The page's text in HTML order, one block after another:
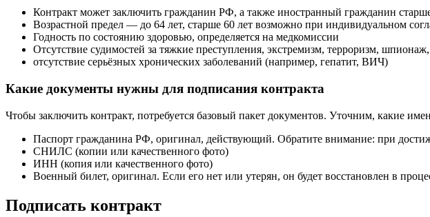
Контракт может заключить гражданин РФ, а также иностранный гражданин
Возрастной предел — до 64 лет, старше 60 лет возможно при индивидуальном
Годность по состоянию здоровью, определяется на медкомиссии
Отсутствие судимостей за тяжкие преступления, экстремизм, терроризм, шпионаж,
отсутствие серьёзных хронических заболеваний (например, гепатит, ВИЧ)
Какие документы нужны для подписания контракта
Чтобы заключить контракт, потребуется базовый пакет документов. Уточним, какие
Паспорт гражданина РФ, оригинал, действующий. Обратите внимание: при
СНИЛС (копии или качественного фото)
ИНН (копия или качественного фото)
Военный билет, оригинал. Если его нет или утерян, он будет восстановлен в
Подписать контракт